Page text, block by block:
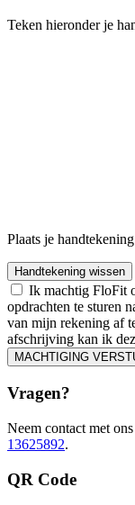
Teken hieronder je
Plaats je
Handtekening wissen
Ik machtig FloFit
opdrachten te sturen
van mijn rekening af
afschrijving kan ik
MACHTIGING
Vragen?
Neem contact met
13625892.
QR Code